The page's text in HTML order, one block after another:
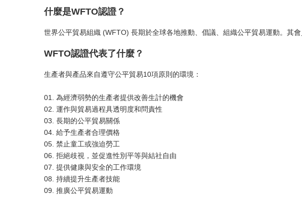
什麼是WFTO認證？
世界公平貿易組織 (WFTO) 長期於全球各地推動、倡議、組織公平貿易運動。其
WFTO認證代表了什麼？
生產者與產品來自遵守公平貿易10項原則的環境：
01. 為經濟弱勢的生產者提供改善生計的機會
02. 運作與貿易過程具透明度和問責性
03. 長期的公平貿易關係
04. 給予生產者合理價格
05. 禁止童工或強迫勞工
06. 拒絕歧視，並促進性別平等與結社自由
07. 提供健康與安全的工作環境
08. 持續提升生產者技能
09. 推廣公平貿易運動